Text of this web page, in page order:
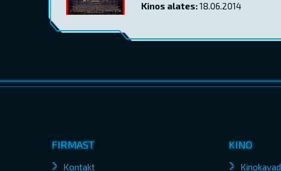
Kinos alates:18.06.2014
FIRMAST
Kontakt
KINO
Kinokavad